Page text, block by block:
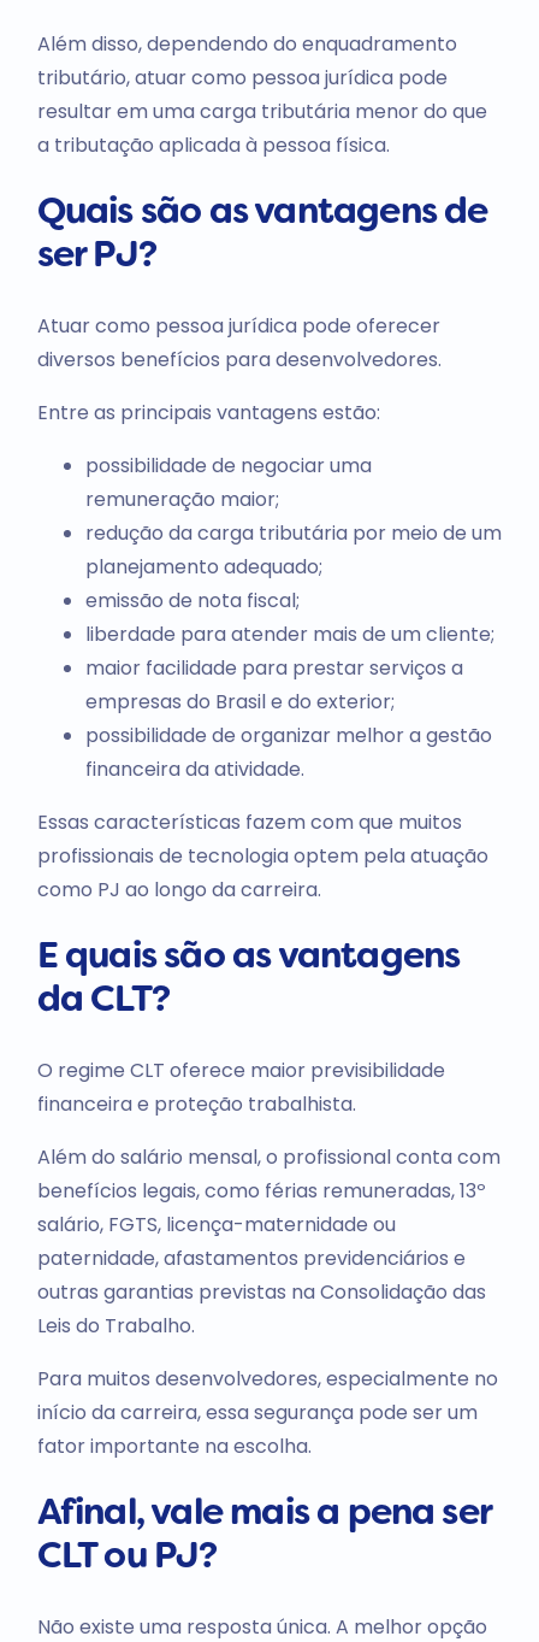
Além disso, dependendo do enquadramento
tributário, atuar como pessoa jurídica pode
resultar em uma carga tributária menor do que
a tributação aplicada à pessoa física.
Quais são as vantagens de
ser PJ?
Atuar como pessoa jurídica pode oferecer
diversos benefícios para desenvolvedores.
Entre as principais vantagens estão:
possibilidade de negociar uma
remuneração maior;
redução da carga tributária por meio de um
planejamento adequado;
emissão de nota fiscal;
liberdade para atender mais de um cliente;
maior facilidade para prestar serviços a
empresas do Brasil e do exterior;
possibilidade de organizar melhor a gestão
financeira da atividade.
Essas características fazem com que muitos
profissionais de tecnologia optem pela atuação
como PJ ao longo da carreira.
E quais são as vantagens
da CLT?
O regime CLT oferece maior previsibilidade
financeira e proteção trabalhista.
Além do salário mensal, o profissional conta com
benefícios legais, como férias remuneradas, 13º
salário, FGTS, licença-maternidade ou
paternidade, afastamentos previdenciários e
outras garantias previstas na Consolidação das
Leis do Trabalho.
Para muitos desenvolvedores, especialmente no
início da carreira, essa segurança pode ser um
fator importante na escolha.
Afinal, vale mais a pena ser
CLT ou PJ?
Não existe uma resposta única. A melhor opção